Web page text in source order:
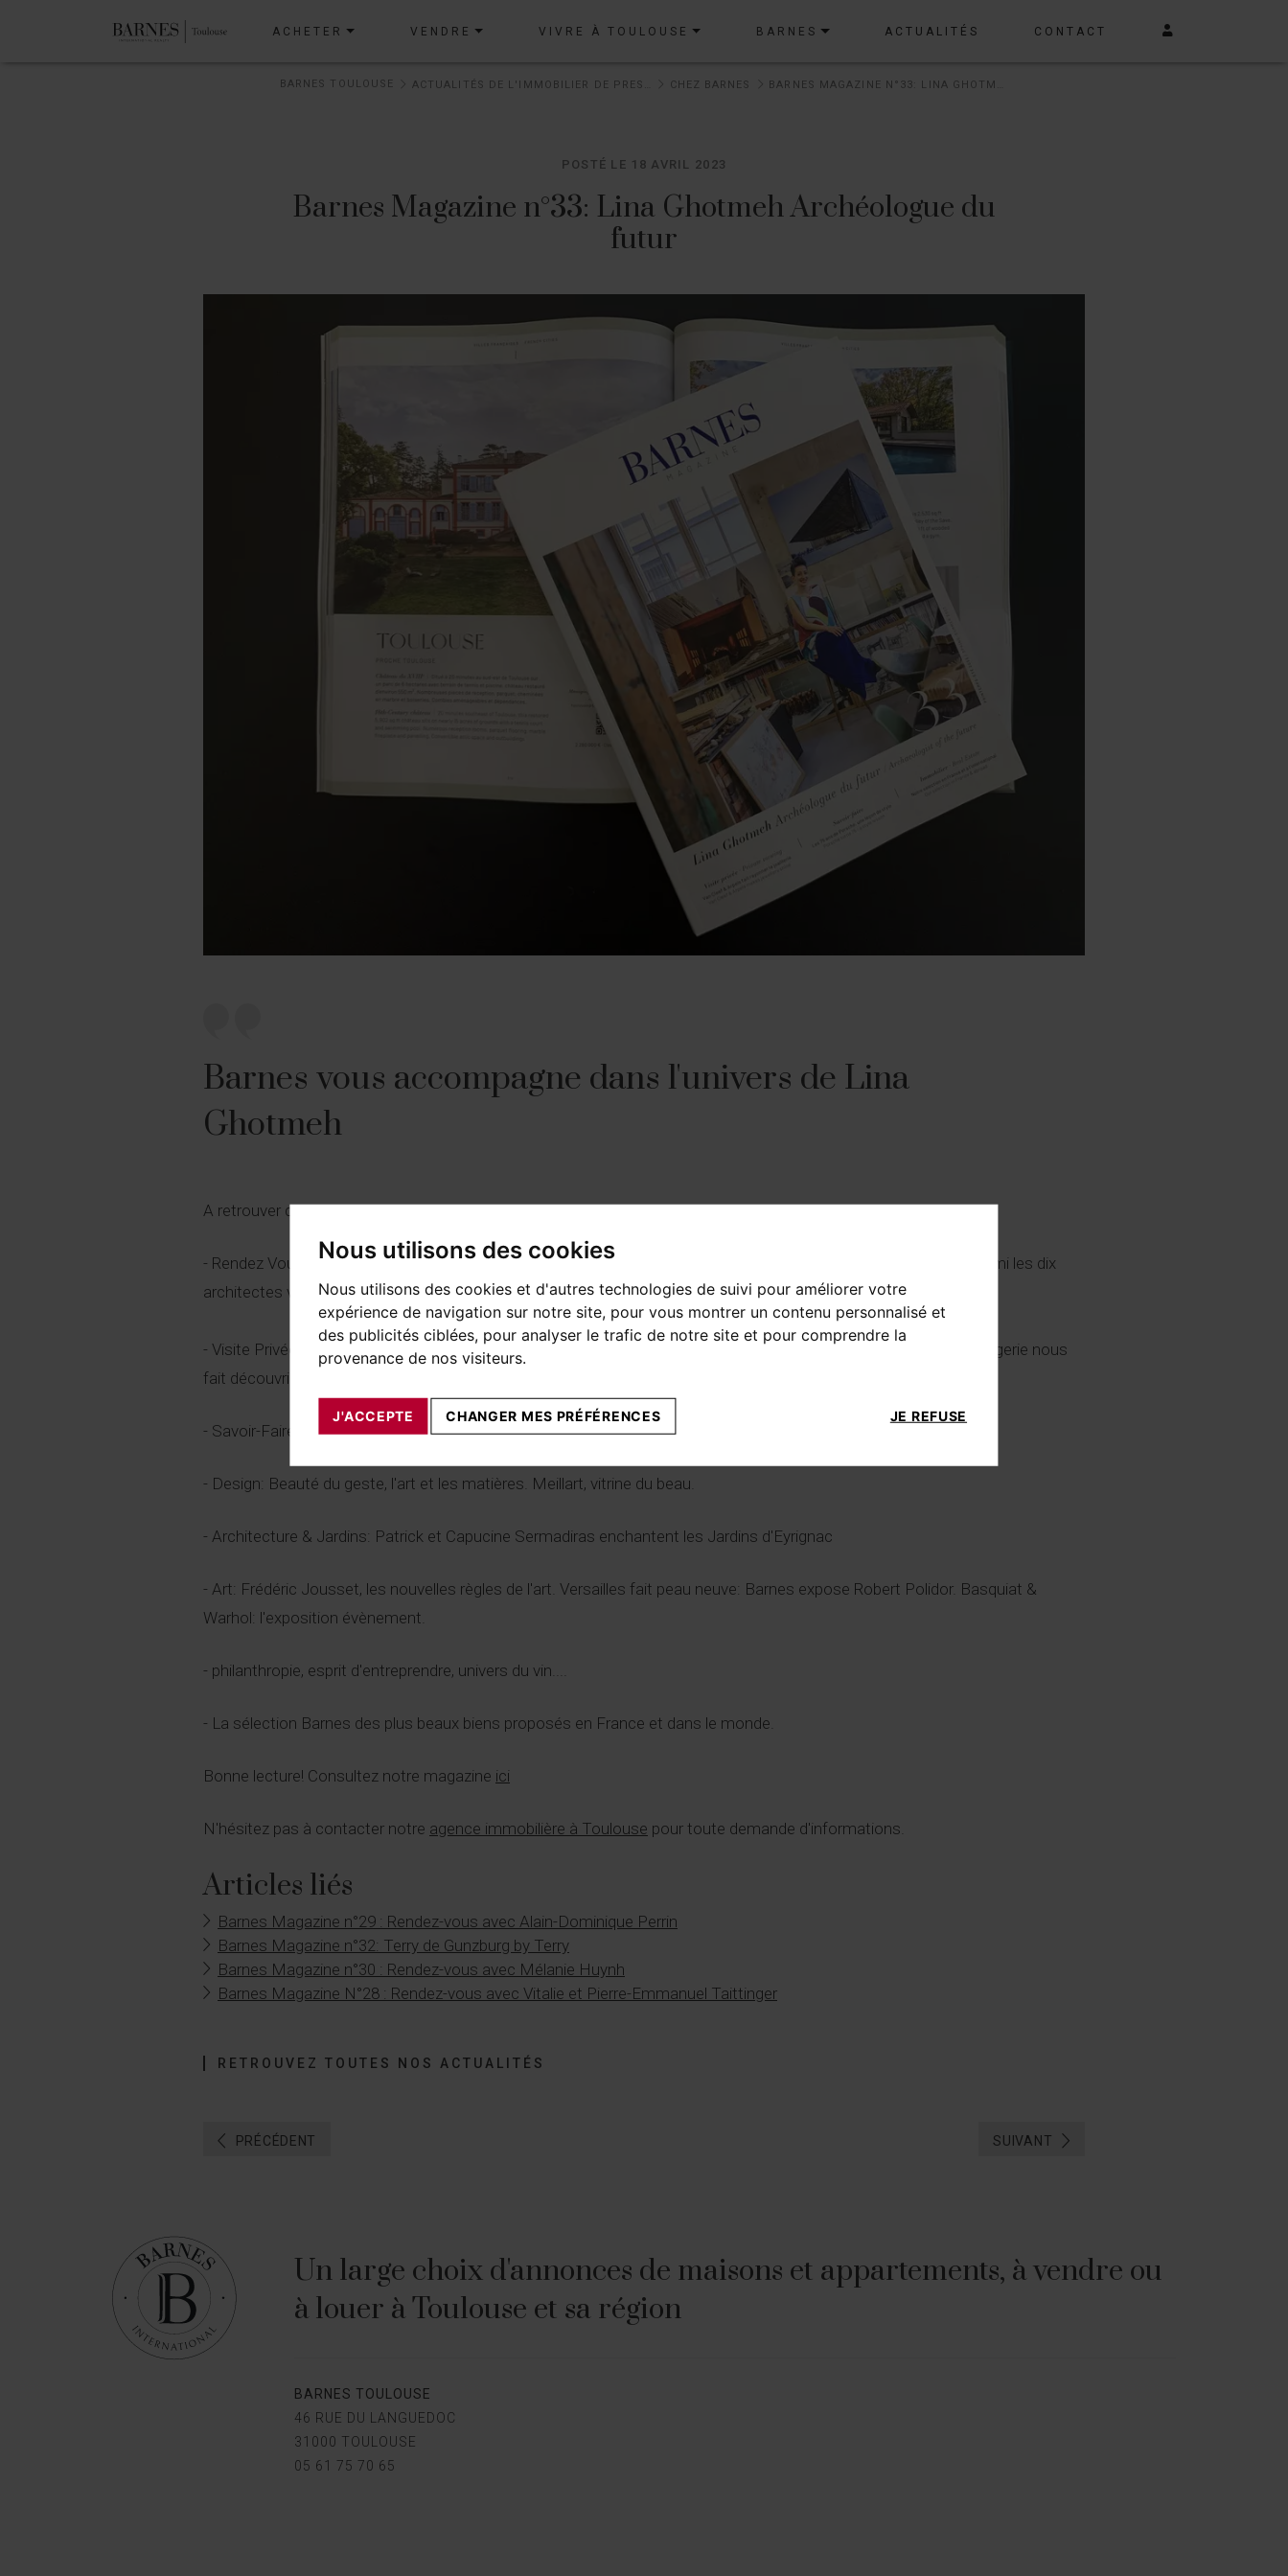
Nous utilisons des cookies
Nous utilisons des cookies et d'autres technologies de suivi pour améliorer votre
expérience de navigation sur notre site, pour vous montrer un contenu personnalisé et
des publicités ciblées, pour analyser le trafic de notre site et pour comprendre la
provenance de nos visiteurs.
J'ACCEPTE JE REFUSE
CHANGER MES PRÉFÉRENCES
ACHETER VENDRE VIVRE À TOULOUSE BARNES ACTUALITÉS CONTACT
BARNES TOULOUSE CHEZ BARNES
POSTÉ LE 18 AVRIL 2023
Barnes Magazine n°33: Lina Ghotmeh Archéologue du
futur
Barnes vous accompagne dans l'univers de Lina
Ghotmeh
A retrouver dans cette 33ème édition du magazine Barnes:
- Rendez Vous: Lina Ghotmeh, franco-libanaise qui se définit comme une "archéologue du futur" a été classée parmi les dix
architectes visionnaires de la décennie par l'European Architecture Review.
- Visite Privée: Van Cleef & Arpels fait rayonner la joaillerie: la Maison Française de haute joaillerie, joaillerie et horlogerie nous
fait découvrir sa boutique mythique place Vendôme et son école des Arts Joailliers.
- Savoir-Faire: Les 75 ans de Porsche, une leçon de style
- Design: Beauté du geste, l'art et les matières. Meillart, vitrine du beau.
- Architecture & Jardins: Patrick et Capucine Sermadiras enchantent les Jardins d'Eyrignac
- Art: Frédéric Jousset, les nouvelles règles de l'art. Versailles fait peau neuve: Barnes expose Robert Polidor. Basquiat &
Warhol: l'exposition évènement.
- philanthropie, esprit d'entreprendre, univers du vin....
- La sélection Barnes des plus beaux biens proposés en France et dans le monde.
Bonne lecture! Consultez notre magazine ici
N'hésitez pas à contacter notre agence immobilière à Toulouse pour toute demande d'informations.
Articles liés
Barnes Magazine n°29 : Rendez-vous avec Alain-Dominique Perrin
Barnes Magazine n°32: Terry de Gunzburg by Terry
Barnes Magazine n°30 : Rendez-vous avec Mélanie Huynh
Barnes Magazine N°28 : Rendez-vous avec Vitalie et Pierre-Emmanuel Taittinger
RETROUVEZ TOUTES NOS ACTUALITÉS
PRÉCÉDENT SUIVANT
Un large choix d'annonces de maisons et appartements, à vendre ou
à louer à Toulouse et sa région
BARNES TOULOUSE
46 RUE DU LANGUEDOC
31000 TOULOUSE
05 61 75 70 65